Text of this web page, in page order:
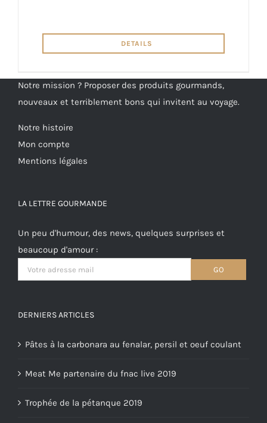
DETAILS
Notre mission ? Proposer des produits gourmands,
nouveaux et terriblement bons qui invitent au voyage.
Notre histoire
Mon compte
Mentions légales
LA LETTRE GOURMANDE
Un peu d'humour, des news, quelques surprises et
beaucoup d'amour :
DERNIERS ARTICLES
Pâtes à la carbonara au fenalar, persil et oeuf coulant
Meat Me partenaire du fnac live 2019
Trophée de la pétanque 2019